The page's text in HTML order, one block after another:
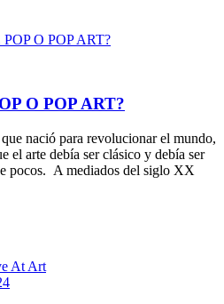
O POP ART?
nació para revolucionar el mundo,
el arte debía ser clásico y debía ser
pocos. A mediados del siglo XX
At Art